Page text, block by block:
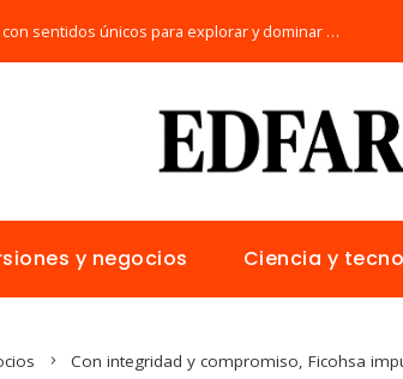
Los 10 animales con sentidos únicos para explorar y dominar su hábitat natural
y negocios Ciencia y
Con integridad y compromiso, Ficohsa